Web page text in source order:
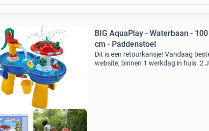
BIG AquaPlay - Waterbaan -
cm - Paddenstoel
Dit is een retourkansje! Vandaag
website, binnen 1 werkdag in huis. 2